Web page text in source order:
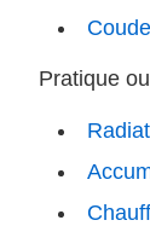
Pratique